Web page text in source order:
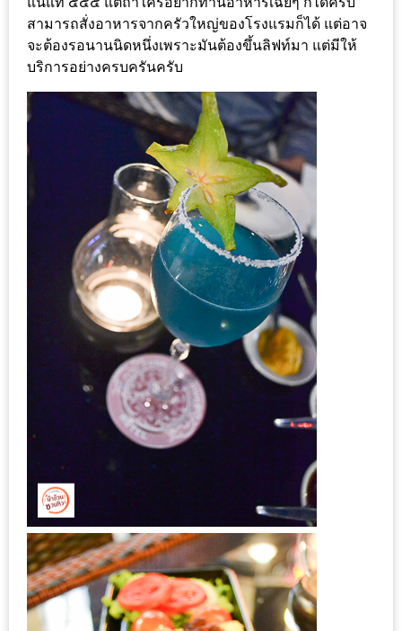
200
บาท
ชี้
เบาะแส
ความ
ตาม
รอย
น้า
อ้วน
ชวน
หิว
ติดต่อ
น้า
อ้วน
ติดต่อ
น้า
อ้วน
น้า
อ้วน
ชวน
สามารถสั่งอาหารจากครัวใหญ่ของโรงแรมก็ได้ แต่อาจ
จะต้องรอนานนิดหนึ่งเพราะมันต้องขึ้นลิฟท์มา แต่มีให้
บริการอย่างครบครันครับ